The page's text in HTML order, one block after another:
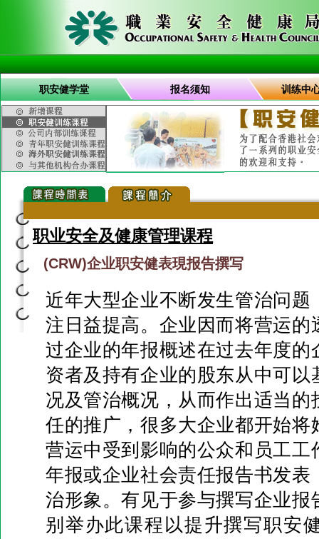
职安健学堂 报名须知 训练中
职业安全及健康管理课程
(CRW)企业职安健表現报告撰写
近年大型企业不断发生管治问题
注日益提高。企业因而将营运的
过企业的年报概述在过去年度的
资者及持有企业的股东从中可以
况及管治概况，从而作出适当的
任的推广，很多大企业都开始将
营运中受到影响的公众和员工工
年报或企业社会责任报告书发表
治形象。有见于参与撰写企业报
别举办此课程以提升撰写职安